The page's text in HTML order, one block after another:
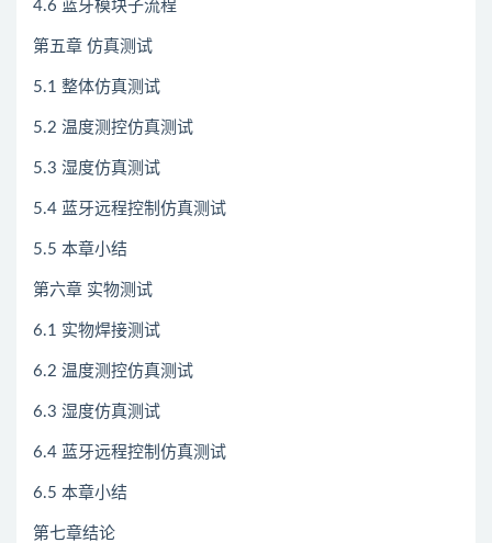
4.6 蓝牙模块子流程
第五章 仿真测试
5.1 整体仿真测试
5.2 温度测控仿真测试
5.3 湿度仿真测试
5.4 蓝牙远程控制仿真测试
5.5 本章小结
第六章 实物测试
6.1 实物焊接测试
6.2 温度测控仿真测试
6.3 湿度仿真测试
6.4 蓝牙远程控制仿真测试
6.5 本章小结
第七章结论